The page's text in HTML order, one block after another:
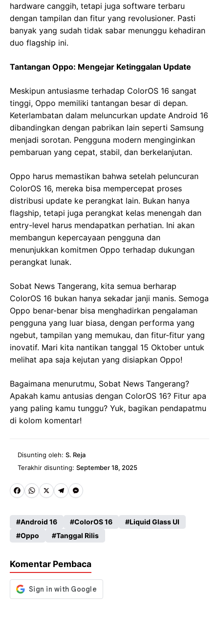
hardware canggih, tetapi juga software terbaru
dengan tampilan dan fitur yang revolusioner. Pasti
banyak yang sudah tidak sabar menunggu kehadiran
duo flagship ini.
Tantangan Oppo: Mengejar Ketinggalan Update
Meskipun antusiasme terhadap ColorOS 16 sangat
tinggi, Oppo memiliki tantangan besar di depan.
Keterlambatan dalam meluncurkan update Android 16
dibandingkan dengan pabrikan lain seperti Samsung
menjadi sorotan. Pengguna modern menginginkan
pembaruan yang cepat, stabil, dan berkelanjutan.
Oppo harus memastikan bahwa setelah peluncuran
ColorOS 16, mereka bisa mempercepat proses
distribusi update ke perangkat lain. Bukan hanya
flagship, tetapi juga perangkat kelas menengah dan
entry-level harus mendapatkan perhatian. Ini akan
membangun kepercayaan pengguna dan
menunjukkan komitmen Oppo terhadap dukungan
perangkat lunak.
Sobat News Tangerang, kita semua berharap
ColorOS 16 bukan hanya sekadar janji manis. Semoga
Oppo benar-benar bisa menghadirkan pengalaman
pengguna yang luar biasa, dengan performa yang
ngebut, tampilan yang memukau, dan fitur-fitur yang
inovatif. Mari kita nantikan tanggal 15 Oktober untuk
melihat apa saja kejutan yang disiapkan Oppo!
Bagaimana menurutmu, Sobat News Tangerang?
Apakah kamu antusias dengan ColorOS 16? Fitur apa
yang paling kamu tunggu? Yuk, bagikan pendapatmu
di kolom komentar!
Disunting oleh: S. Reja
Terakhir disunting: September 18, 2025
Fa
b
o
k
W
ts
A
p
X
Te
gr
a
M
se
n
er
Android 16 ColorOS 16
Liquid Glass UI
Oppo
Tanggal Rilis
Komentar Pembaca